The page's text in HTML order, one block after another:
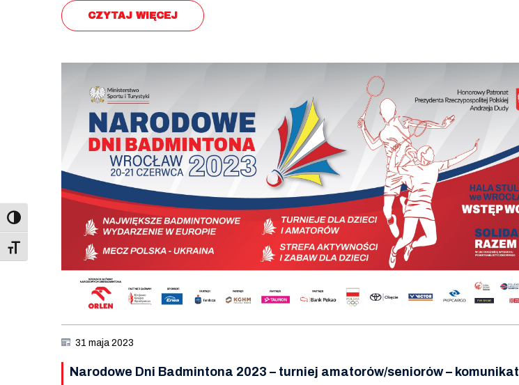
Toggle Font size
CZYTAJ WIĘCEJ
31 maja 2023
Narodowe Dni Badmintona 2023 – turniej amatorów/seniorów – komunikat